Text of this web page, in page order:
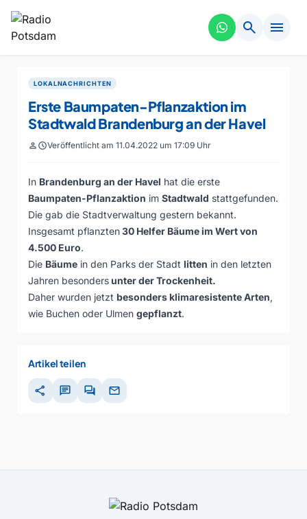
search menu
LOKALNACHRICHTEN
Erste Baumpaten-Pflanzaktion im
Stadtwald Brandenburg an der Havel
personscheduleVeröffentlicht am 11.04.2022 um 17:09 Uhr
In Brandenburg an der Havel hat die erste
Baumpaten-Pflanzaktion im Stadtwald stattgefunden.
Die gab die Stadtverwaltung gestern bekannt.
Insgesamt pflanzten30 Helfer Bäume im Wert von
4.500 Euro.
Die Bäume in den Parks der Stadt litten in den letzten
Jahren besondersunter der Trockenheit.
Daher wurden jetzt besonders klimaresistente Arten,
wie Buchen oder Ulmen gepflanzt.
Artikel teilen
share chat forum mail